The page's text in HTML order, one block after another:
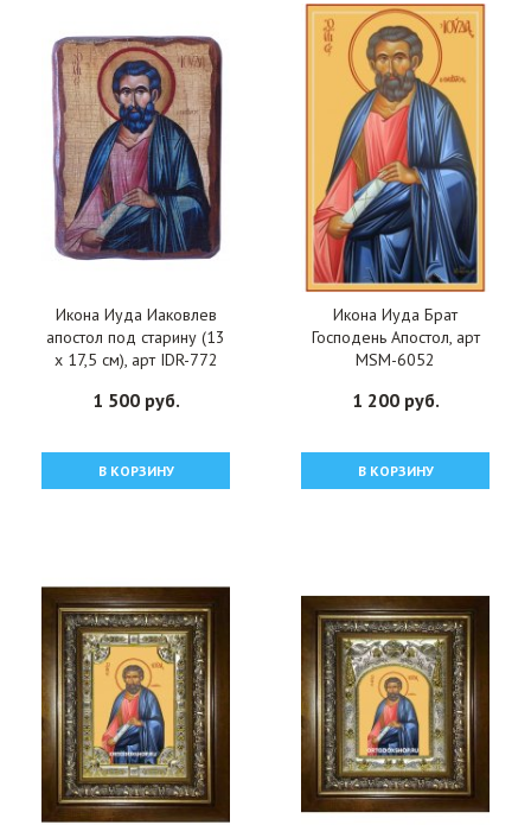
Икона Иуда Иаковлев
апостол под старину (13
х 17,5 см), арт IDR-772
1 500 руб.
В КОРЗИНУ
Икона Иуда Брат
Господень Апостол, арт
MSM-6052
1 200 руб.
В КОРЗИНУ